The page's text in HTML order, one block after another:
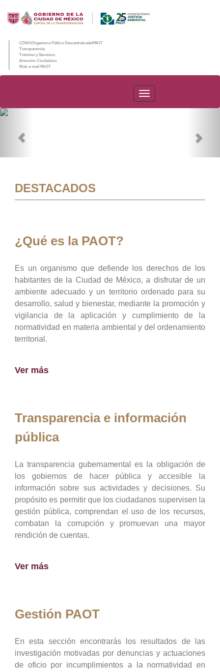
CDMX/Organismo Público Descentralizado/PAOT
Transparencia
Trámites y Servicios
Atención Ciudadana
Web e-mail PAOT
PAOT
DESTACADOS
¿Qué es la PAOT?
Es un organismo que defiende los derechos de los
habitantes de la Ciudad de México, a disfrutar de un
ambiente adecuado y un territorio ordenado para su
desarrollo, salud y bienestar, mediante la promoción y
vigilancia de la aplicación y cumplimiento de la
normatividad en materia ambiental y del ordenamiento
territorial.
Ver más
Transparencia e información
pública
La transparencia gubernamental es la obligación de
los gobiernos de hacer pública y accesible la
información sobre sus actividades y decisiones. Su
propósito es permitir que los ciudadanos supervisen la
gestión pública, comprendan el uso de los recursos,
combatan la corrupción y promuevan una mayor
rendición de cuentas.
Ver más
Gestión PAOT
En esta sección encontrarás los resultados de las
investigación motivadas por denuncias y actuaciones
de oficio por incumplimientos a la normatividad en